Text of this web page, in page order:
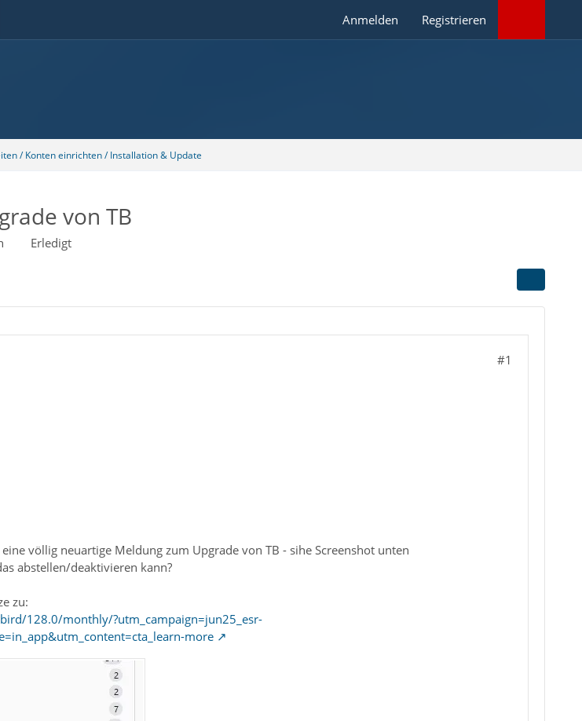
Anmelden Registrieren
/ Konten einrichten / Installation & Update
von TB
Erledigt
#1
völlig neuartige Meldung zum Upgrade von TB - sihe Screenshot unten
abstellen/deaktivieren kann?
zu:
128.0/monthly/?utm_campaign=jun25_esr-
more